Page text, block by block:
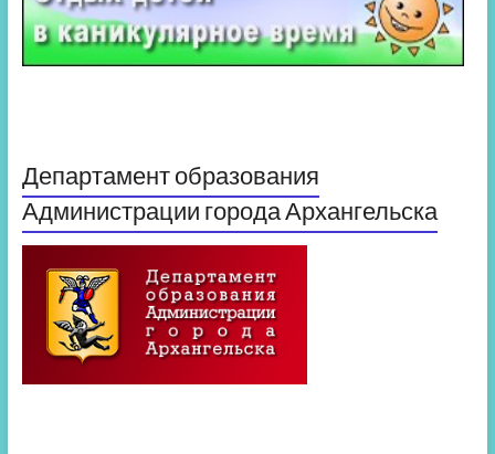
Департамент образования
Администрации города Архангельска